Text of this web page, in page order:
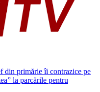
din primărie îi contrazice pe
la parcările pentru